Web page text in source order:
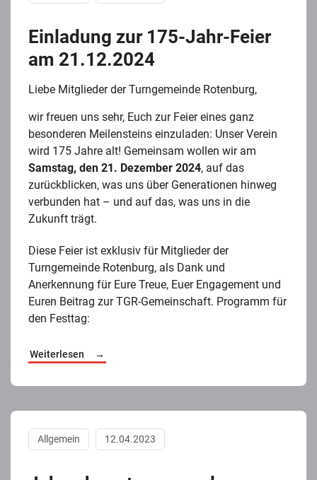
Einladung zur 175-Jahr-Feier
am 21.12.2024
Liebe Mitglieder der Turngemeinde Rotenburg,
wir freuen uns sehr, Euch zur Feier eines ganz
besonderen Meilensteins einzuladen: Unser Verein
wird 175 Jahre alt! Gemeinsam wollen wir am
Samstag, den 21. Dezember 2024, auf das
zurückblicken, was uns über Generationen hinweg
verbunden hat – und auf das, was uns in die
Zukunft trägt.
Diese Feier ist exklusiv für Mitglieder der
Turngemeinde Rotenburg, als Dank und
Anerkennung für Eure Treue, Euer Engagement und
Euren Beitrag zur TGR-Gemeinschaft. Programm für
den Festtag:
Weiterlesen
Allgemein 12.04.2023